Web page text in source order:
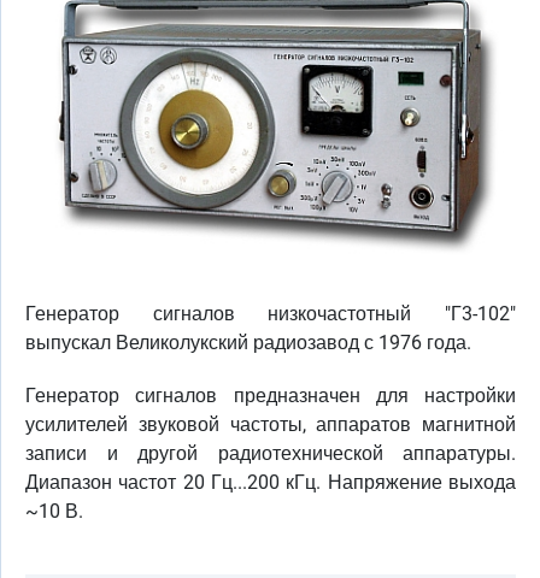
Генератор сигналов низкочастотный "Г3-102"
выпускал Великолукский радиозавод с 1976 года.
Генератор сигналов предназначен для настройки
усилителей звуковой частоты, аппаратов магнитной
записи и другой радиотехнической аппаратуры.
Диапазон частот 20 Гц...200 кГц. Напряжение выхода
~10 В.